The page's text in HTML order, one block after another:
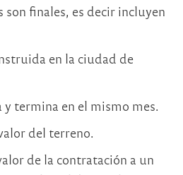
son finales, es decir incluyen
en la ciudad de
y termina en el mismo mes.
del terreno.
de la contratación a un